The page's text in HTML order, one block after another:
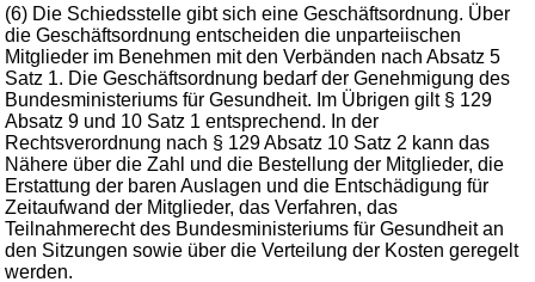
(6) Die Schiedsstelle gibt sich eine Geschäftsordnung. Über
die Geschäftsordnung entscheiden die unparteiischen
Mitglieder im Benehmen mit den Verbänden nach Absatz 5
Satz 1. Die Geschäftsordnung bedarf der Genehmigung des
Bundesministeriums für Gesundheit. Im Übrigen gilt § 129
Absatz 9 und 10 Satz 1 entsprechend. In der
Rechtsverordnung nach § 129 Absatz 10 Satz 2 kann das
Nähere über die Zahl und die Bestellung der Mitglieder, die
Erstattung der baren Auslagen und die Entschädigung für
Zeitaufwand der Mitglieder, das Verfahren, das
Teilnahmerecht des Bundesministeriums für Gesundheit an
den Sitzungen sowie über die Verteilung der Kosten geregelt
werden.